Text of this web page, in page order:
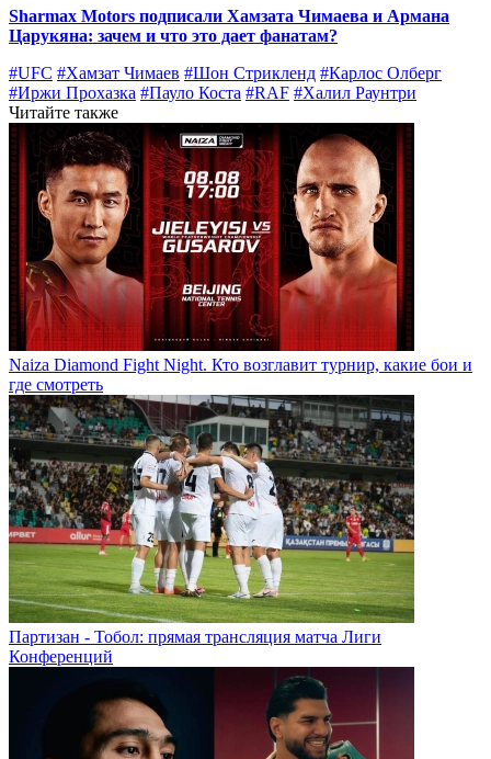
Sharmax Motors подписали Хамзата Чимаева и Армана
Царукяна: зачем и что это дает фанатам?
#UFC #Хамзат Чимаев #Шон Стрикленд #Карлос Олберг
#Иржи Прохазка #Пауло Коста #RAF #Халил Раунтри
Читайте также
Naiza Diamond Fight Night. Кто возглавит турнир, какие бои и
где смотреть
Партизан - Тобол: прямая трансляция матча Лиги
Конференций